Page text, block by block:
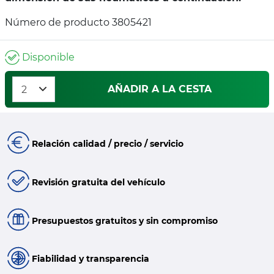
Número de producto 3805421
Disponible
AÑADIR A LA CESTA
Relación calidad / precio / servicio
Revisión gratuita del vehículo
Presupuestos gratuitos y sin compromiso
Fiabilidad y transparencia